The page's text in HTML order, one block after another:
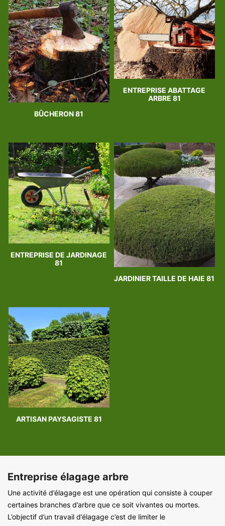
BÛCHERON 81
ENTREPRISE ABATTAGE
ARBRE 81
ENTREPRISE DE JARDINAGE
81
JARDINIER TAILLE DE HAIE 81
ARTISAN PAYSAGISTE 81
Entreprise élagage arbre
Une activité d’élagage est une opération qui consiste à couper
certaines branches d’arbre que ce soit vivantes ou mortes.
L’objectif d’un travail d’élagage c’est de limiter le